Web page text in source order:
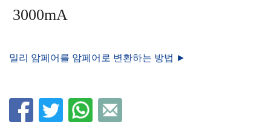
3000mA
밀리 암페어를 암페어로 변환하는 방법 ►